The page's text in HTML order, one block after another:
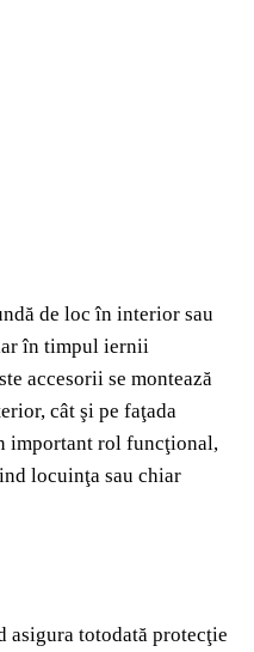
de loc în interior sau
în timpul iernii
accesorii se montează
cât şi pe faţada
important rol funcţional,
locuinţa sau chiar